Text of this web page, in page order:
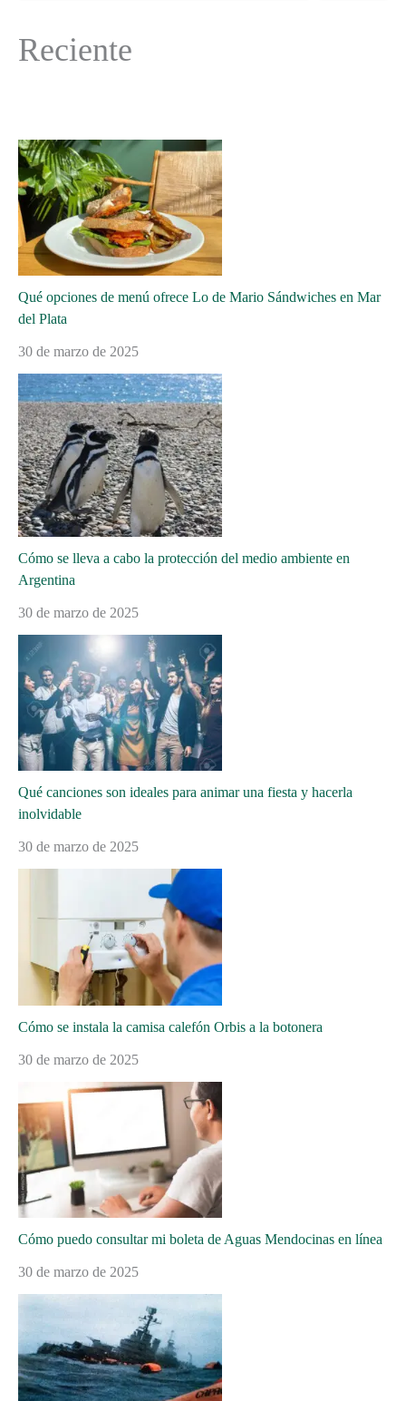
Reciente
Qué opciones de menú ofrece Lo de Mario Sándwiches en Mar
del Plata
30 de marzo de 2025
Cómo se lleva a cabo la protección del medio ambiente en
Argentina
30 de marzo de 2025
Qué canciones son ideales para animar una fiesta y hacerla
inolvidable
30 de marzo de 2025
Cómo se instala la camisa calefón Orbis a la botonera
30 de marzo de 2025
Cómo puedo consultar mi boleta de Aguas Mendocinas en línea
30 de marzo de 2025